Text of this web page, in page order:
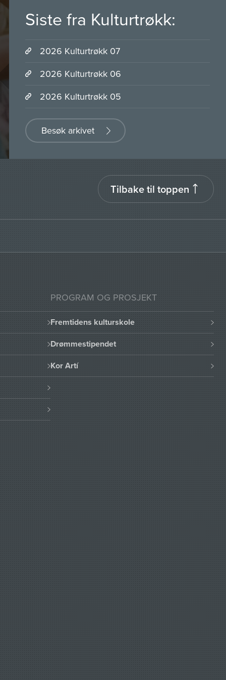
Siste fra Kulturtrøkk:
2026 Kulturtrøkk 07
2026 Kulturtrøkk 06
2026 Kulturtrøkk 05
Besøk arkivet
Tilbake til toppen
PROGRAM OG PROSJEKT
Fremtidens kulturskole
Drømmestipendet
Kor Artí